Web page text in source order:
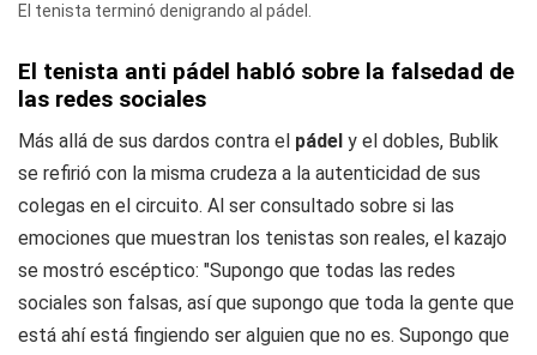
El tenista terminó denigrando al pádel.
El tenista anti pádel habló sobre la falsedad de
las redes sociales
Más allá de sus dardos contra el pádel y el dobles, Bublik
se refirió con la misma crudeza a la autenticidad de sus
colegas en el circuito. Al ser consultado sobre si las
emociones que muestran los tenistas son reales, el kazajo
se mostró escéptico: "Supongo que todas las redes
sociales son falsas, así que supongo que toda la gente que
está ahí está fingiendo ser alguien que no es. Supongo que